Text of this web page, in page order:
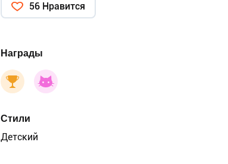
56 Нравится
Награды
Стили
Детский